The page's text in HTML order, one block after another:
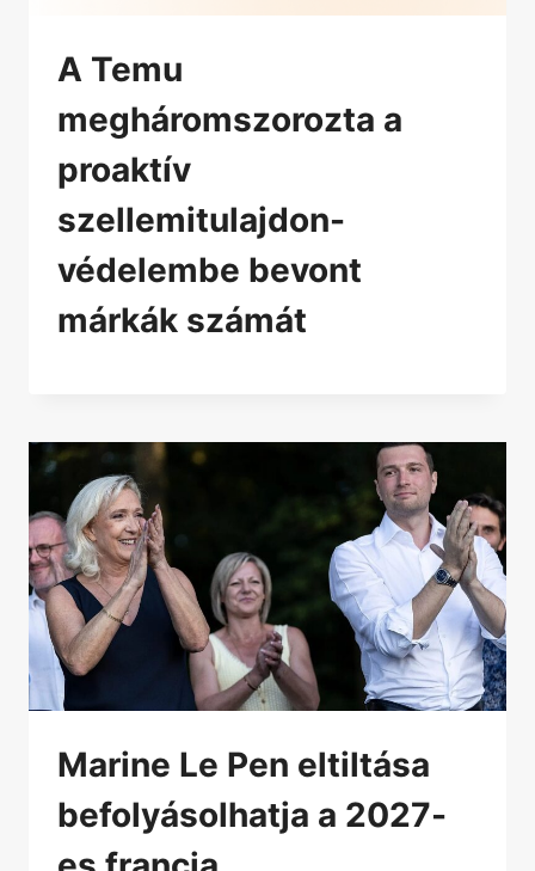
A Temu
megháromszorozta a
proaktív
szellemitulajdon-
védelembe bevont
márkák számát
Marine Le Pen eltiltása
befolyásolhatja a 2027-